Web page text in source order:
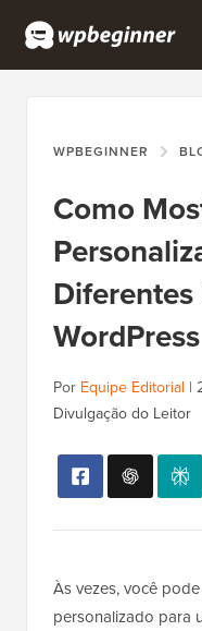
WPBEGINNER
Como
WordPress
Por Equipe Editorial |
Divulgação do Leitor
Às vezes, você
personalizado para